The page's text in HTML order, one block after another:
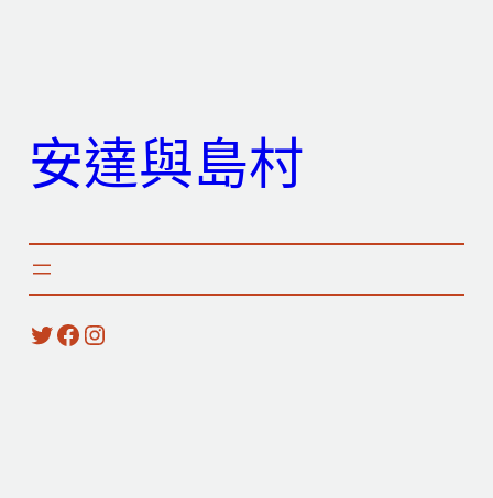
安達與島村
X Facebook Instagram